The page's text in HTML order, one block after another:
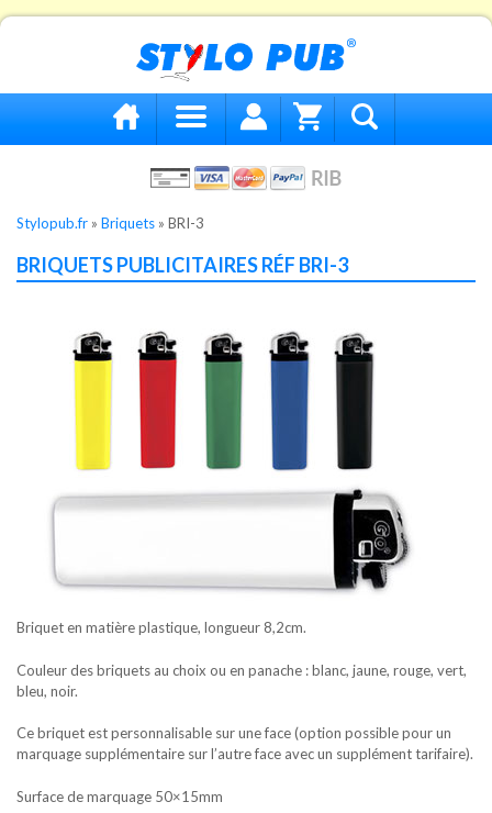
Stylopub.fr » Briquets » BRI-3
BRIQUETS PUBLICITAIRES RÉF BRI-3
Briquet en matière plastique, longueur 8,2cm.
Couleur des briquets au choix ou en panache : blanc, jaune, rouge, vert,
bleu, noir.
Ce briquet est personnalisable sur une face (option possible pour un
marquage supplémentaire sur l’autre face avec un supplément tarifaire).
Surface de marquage 50×15mm